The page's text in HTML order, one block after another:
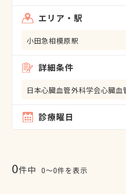
エリア・駅
小田急相模原駅
詳細条件
日本心臓血管外科学会心臓血
診療曜日
0件中 0〜0件を表示